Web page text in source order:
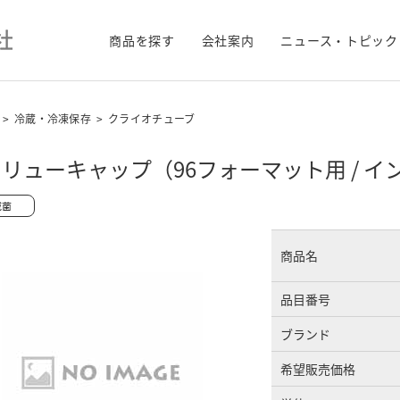
商品を探す 会社案内 ニュース・トピック
> 冷蔵・冷凍保存 > クライオチューブ
ューキャップ（96フォーマット用 / イ
商品名
品目番号
ブランド
希望販売価格